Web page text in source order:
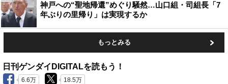
神戸への“聖地帰還”めぐり騒然…山口組・司組長「7
年ぶりの里帰り」は実現するか
もっとみる
日刊ゲンダイDIGITALを読もう！
6.6万 18.5万